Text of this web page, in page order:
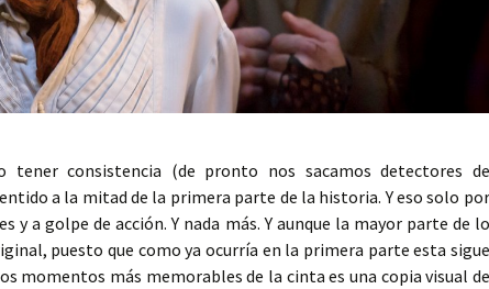
consistencia (de pronto nos sacamos detectores de
a la mitad de la primera parte de la historia. Y eso solo por
y a golpe de acción. Y nada más. Y aunque la mayor parte de lo
puesto que como ya ocurría en la primera parte esta sigue
momentos más memorables de la cinta es una copia visual de